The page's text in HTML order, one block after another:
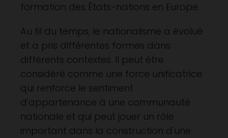
formation des États-nations en Europe.
Au fil du temps, le nationalisme a évolué
et a pris différentes formes dans
différents contextes. Il peut être
considéré comme une force unificatrice
qui renforce le sentiment
d'appartenance à une communauté
nationale et qui peut jouer un rôle
important dans la construction d'une